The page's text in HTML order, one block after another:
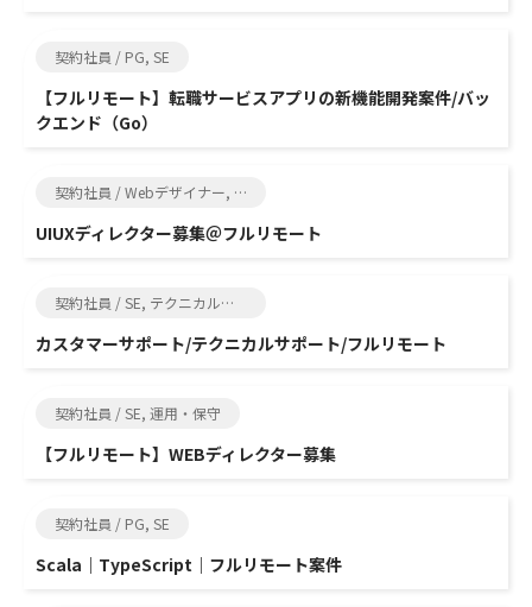
契約社員 / PG, SE
【フルリモート】転職サービスアプリの新機能開発案件/バッ
クエンド（Go）
契約社員 / Webデザイナー, SE
UIUXディレクター募集＠フルリモート
契約社員 / SE, テクニカルサポート
カスタマーサポート/テクニカルサポート/フルリモート
契約社員 / SE, 運用・保守
【フルリモート】WEBディレクター募集
契約社員 / PG, SE
Scala｜TypeScript｜フルリモート案件